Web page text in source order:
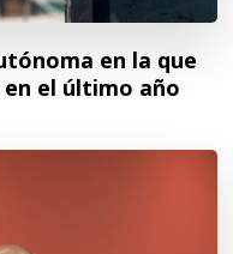
en la que
el último año